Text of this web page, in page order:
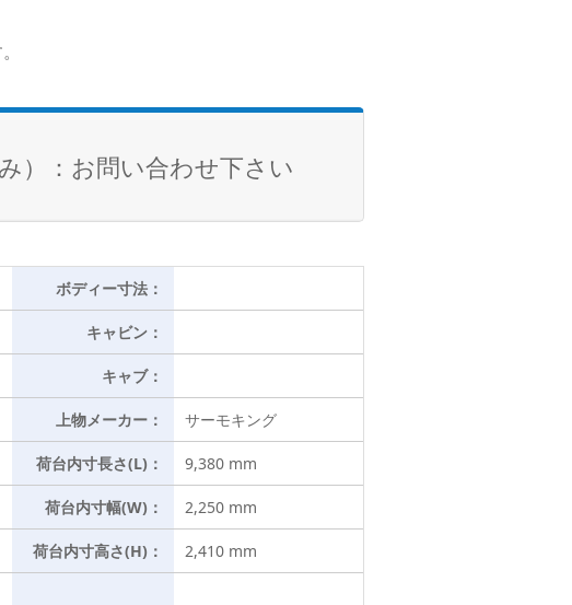
）： お問い合わせ下さい
ボディー寸法：
キャビン：
キャブ：
上物メーカー： サーモキング
荷台内寸長さ(L)： 9,380 mm
荷台内寸幅(W)： 2,250 mm
荷台内寸高さ(H)： 2,410 mm